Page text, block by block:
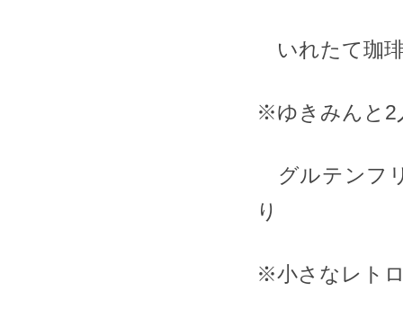
いれたて珈
※ゆきみんと2
グルテンフ
り
※小さなレト